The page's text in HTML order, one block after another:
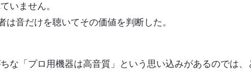
いません。
は音だけを聴いてその価値を判断した。
な「プロ用機器は高音質」という思い込みがあるのでは、